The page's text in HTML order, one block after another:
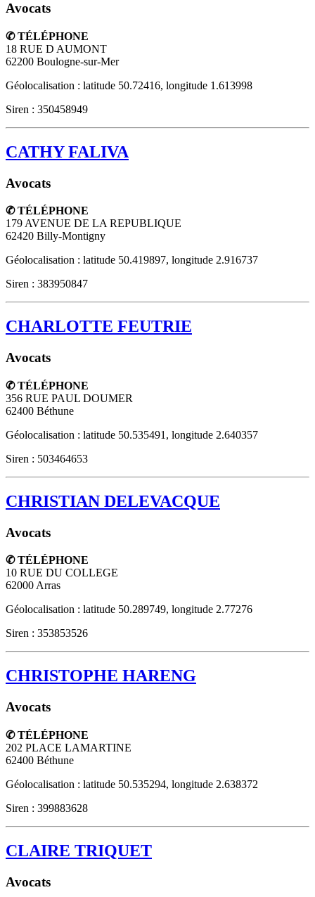
Avocats
✆ TÉLÉPHONE
18 RUE D AUMONT
62200 Boulogne-sur-Mer
Géolocalisation : latitude 50.72416, longitude 1.613998
Siren : 350458949
CATHY FALIVA
Avocats
✆ TÉLÉPHONE
179 AVENUE DE LA REPUBLIQUE
62420 Billy-Montigny
Géolocalisation : latitude 50.419897, longitude 2.916737
Siren : 383950847
CHARLOTTE FEUTRIE
Avocats
✆ TÉLÉPHONE
356 RUE PAUL DOUMER
62400 Béthune
Géolocalisation : latitude 50.535491, longitude 2.640357
Siren : 503464653
CHRISTIAN DELEVACQUE
Avocats
✆ TÉLÉPHONE
10 RUE DU COLLEGE
62000 Arras
Géolocalisation : latitude 50.289749, longitude 2.77276
Siren : 353853526
CHRISTOPHE HARENG
Avocats
✆ TÉLÉPHONE
202 PLACE LAMARTINE
62400 Béthune
Géolocalisation : latitude 50.535294, longitude 2.638372
Siren : 399883628
CLAIRE TRIQUET
Avocats